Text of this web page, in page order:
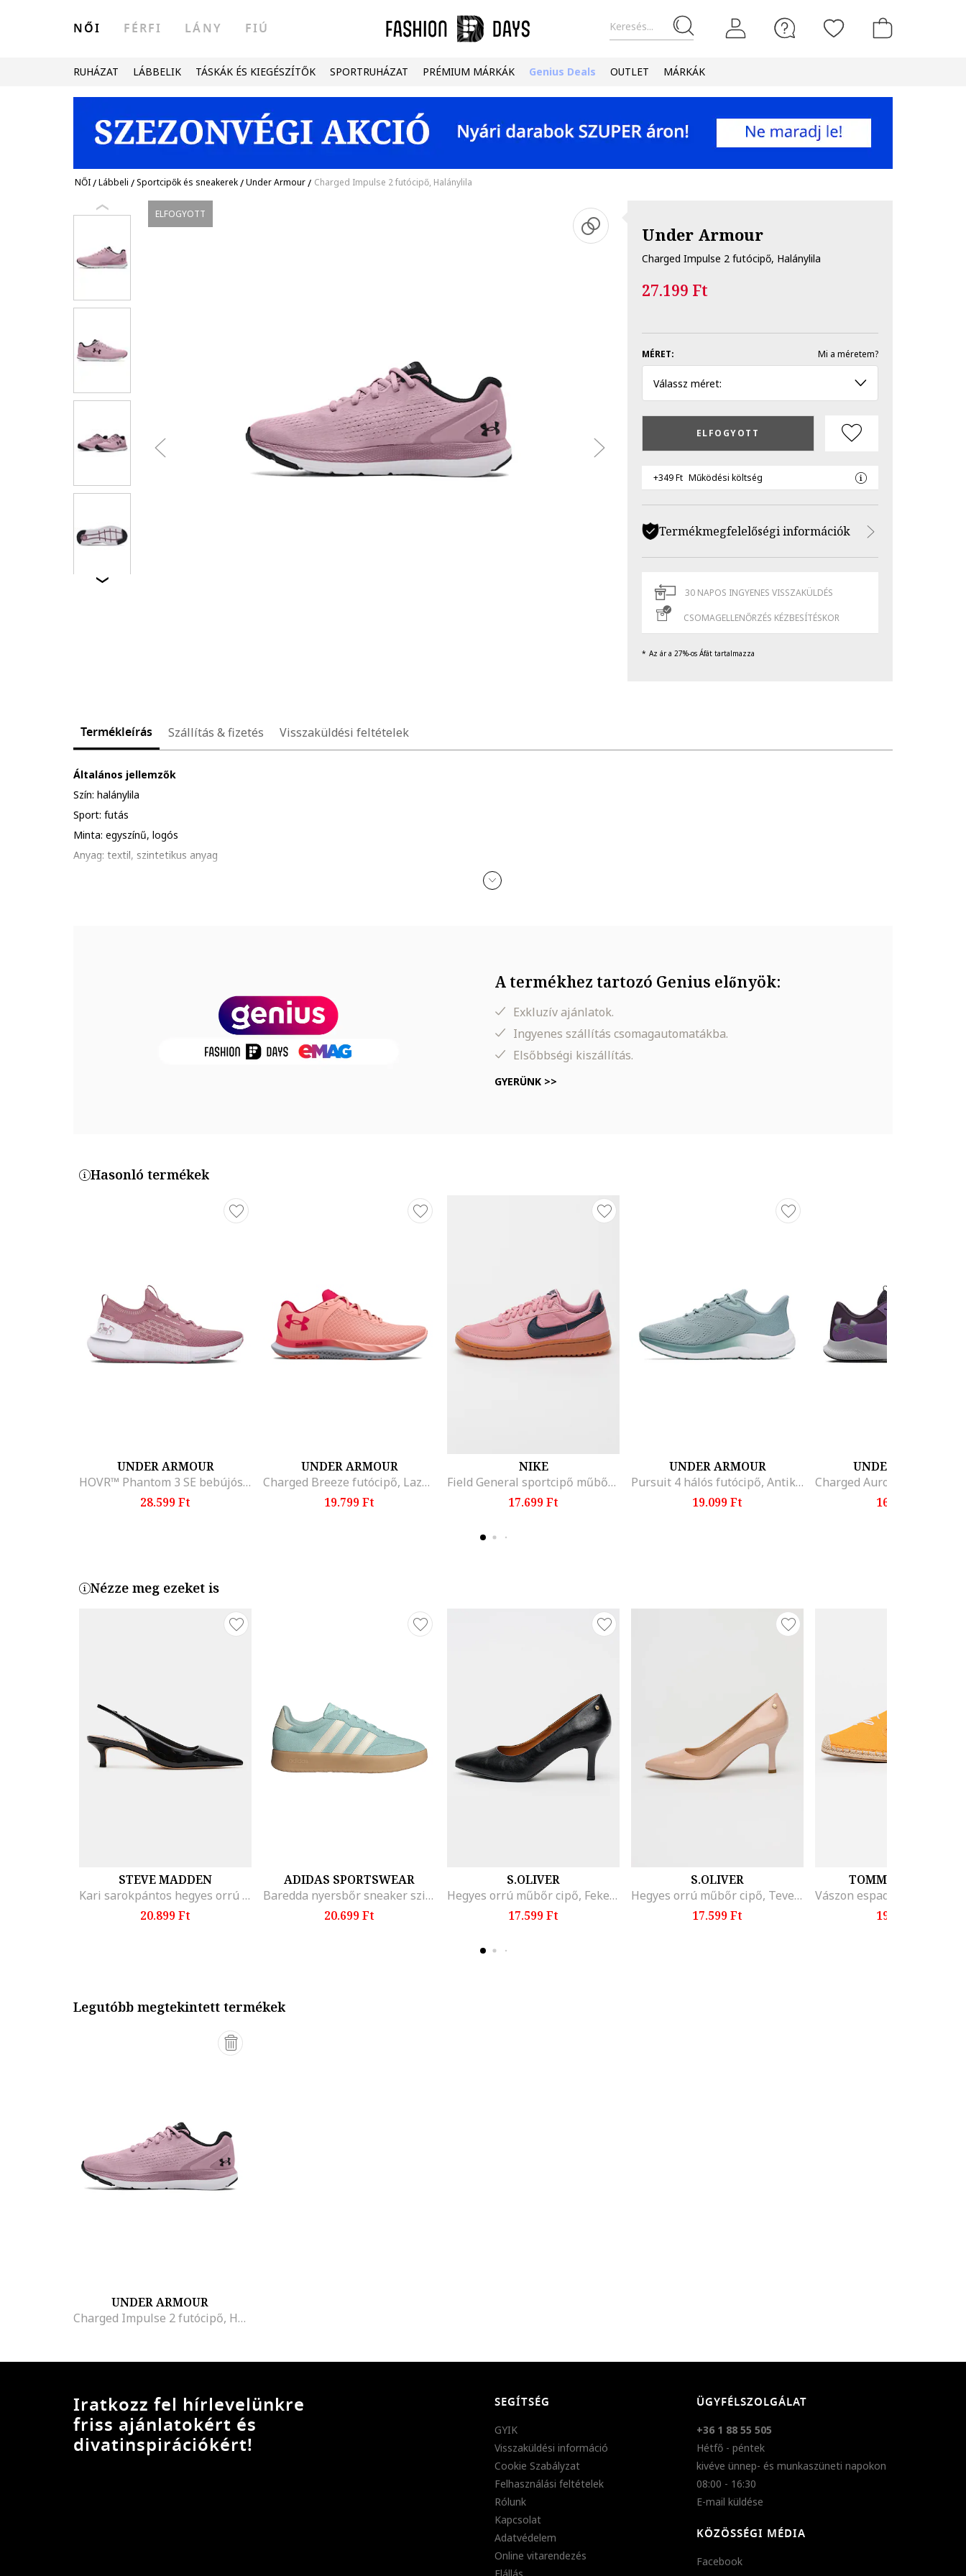
Keresés...
NŐI FÉRFI LÁNY FIÚ
RUHÁZAT LÁBBELIK TÁSKÁK ÉS KIEGÉSZÍTŐK SPORTRUHÁZAT PRÉMIUM MÁRKÁK Genius Deals OUTLET MÁRKÁK
NŐI/Lábbeli /Sportcipők és sneakerek/Under Armour/ Charged Impulse 2 futócipő, Halánylila
ELFOGYOTT
Under Armour
Charged Impulse 2 futócipő, Halánylila
27.199 Ft
MÉRET: Mi a méretem?
Válassz méret:
ELFOGYOTT
+349 Ft Működési költség
Termékmegfelelőségi információk
30 NAPOS INGYENES VISSZAKÜLDÉS
CSOMAGELLENŐRZÉS KÉZBESÍTÉSKOR
Az ár a 27%-os Áfát tartalmazza
Termékleírás Szállítás & fizetés Visszaküldési feltételek
Általános jellemzők
Szín: halánylila
Sport: futás
Minta: egyszínű, logós
Anyag: textil, szintetikus anyag
A termékhez tartozó Genius előnyök:
Exkluzív ajánlatok.
Ingyenes szállítás csomagautomatákba.
Elsőbbségi kiszállítás.
GYERÜNK >>
Hasonló termékek
UNDER ARMOUR
HOVR™ Phantom 3 SE bebújós futócipő, Púderrózsaszín
28.599 Ft
UNDER ARMOUR
Charged Breeze futócipő, Lazacszín
19.799 Ft
NIKE
Field General sportcipő műbőr részletekkel, Karamellbarna/Púderrózsaszín/Tengerészkék
17.699 Ft
UNDER ARMOUR
Pursuit 4 hálós futócipő, Antik szürke
19.099 Ft
UNDER ARMOUR
16.099 Ft
Nézze meg ezeket is
STEVE MADDEN
Kari sarokpántos hegyes orrú cipő, Fekete
20.899 Ft
ADIDAS SPORTSWEAR
Baredda nyersbőr sneaker szintetikus részletekkel, Vízkék/Törtfehér
20.699 Ft
S.OLIVER
Hegyes orrú műbőr cipő, Fekete
17.599 Ft
S.OLIVER
Hegyes orrú műbőr cipő, Tevebarna
17.599 Ft
TOMMY HILFIGER
19.499 Ft
Legutóbb megtekintett termékek
UNDER ARMOUR
Charged Impulse 2 futócipő, Halánylila
Iratkozz fel hírlevelünkre
friss ajánlatokért és
divatinspirációkért!
SEGÍTSÉG
GYIK
Visszaküldési információ
Cookie Szabályzat
Felhasználási feltételek
Rólunk
Kapcsolat
Adatvédelem
Online vitarendezés
ÜGYFÉLSZOLGÁLAT
+36 1 88 55 505
Hétfő - péntek
kivéve ünnep- és munkaszüneti napokon
08:00 - 16:30
E-mail küldése
KÖZÖSSÉGI MÉDIA
Facebook